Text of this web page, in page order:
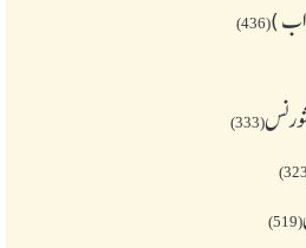
)
(436)
(333)
(519)